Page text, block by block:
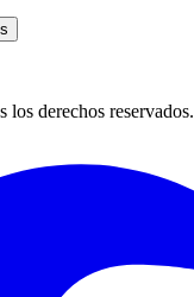
los derechos reservados.